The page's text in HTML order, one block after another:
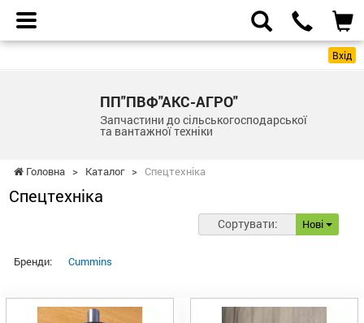
Вхід
ПП"ПВФ"АКС-АГРО"
Запчастини до сільськогосподарської
та вантажної техніки
Головна > Каталог > Спецтехніка
Спецтехніка
Сортувати: Нові
Бренди: Cummins